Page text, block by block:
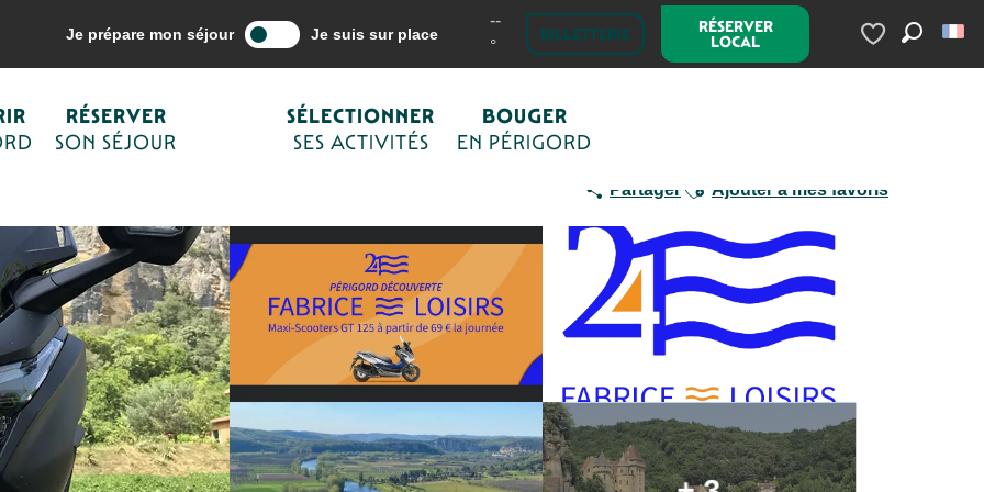
Je prépare mon séjour Je suis sur place
--
°
BILLETTERIE RÉSERVER
LOCAL
Voir les favoris
RÉSERVER
SON SÉJOUR
SÉLECTIONNER
SES ACTIVITÉS
BOUGER
EN PÉRIGORD
mes activités Loisirs et activités de plein air Fabrice Loisirs
Partager Ajouter à mes favoris